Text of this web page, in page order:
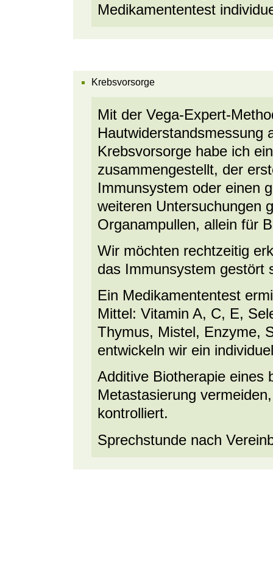
Medikamententest
Krebsvorsorge
Mit der Vega-Expert-
Hautwiderstandsmessung
Krebsvorsorge habe ich
zusammengestellt, der
Immunsystem oder einen
weiteren Untersuchungen
Organampullen, allein für
Wir möchten rechtzeitig
das Immunsystem gestört
Ein Medikamententest
Mittel: Vitamin A, C, E,
Thymus, Mistel, Enzyme,
entwickeln wir ein
Additive Biotherapie eines
Metastasierung
kontrolliert.
Sprechstunde nach